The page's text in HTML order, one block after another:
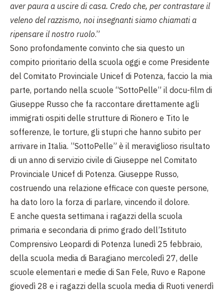
aver paura a uscire di casa. Credo che, per contrastare il
veleno del razzismo, noi insegnanti siamo chiamati a
ripensare il nostro ruolo.”
Sono profondamente convinto che sia questo un
compito prioritario della scuola oggi e come Presidente
del Comitato Provinciale Unicef di Potenza, faccio la mia
parte, portando nella scuole “SottoPelle” il docu-film di
Giuseppe Russo che fa raccontare direttamente agli
immigrati ospiti delle strutture di Rionero e Tito le
sofferenze, le torture, gli stupri che hanno subito per
arrivare in Italia. ”SottoPelle” è il meraviglioso risultato
di un anno di servizio civile di Giuseppe nel Comitato
Provinciale Unicef di Potenza. Giuseppe Russo,
costruendo una relazione efficace con queste persone,
ha dato loro la forza di parlare, vincendo il dolore.
E anche questa settimana i ragazzi della scuola
primaria e secondaria di primo grado dell’Istituto
Comprensivo Leopardi di Potenza lunedì 25 febbraio,
della scuola media di Baragiano mercoledì 27, delle
scuole elementari e medie di San Fele, Ruvo e Rapone
giovedì 28 e i ragazzi della scuola media di Ruoti venerdì